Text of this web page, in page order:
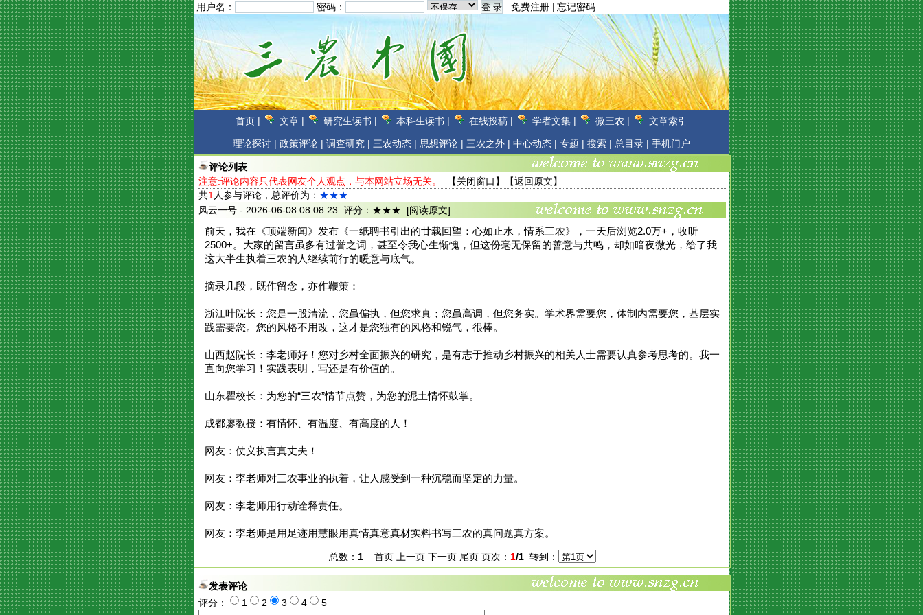
用户名： 密码： 免费注册 忘记密码
首页 | 文章 | 研究生读书 | 本科生读书 | 在线投稿 | 学者文集 | 微三农 | 文章索引
理论探讨 | 政策评论 | 调查研究 | 三农动态 | 思想评论 | 三农之外 | 中心动态 | 专题 | 搜索 | 总目录 | 手机门户
评论列表
注意:评论内容只代表网友个人观点，与本网站立场无关。
【关闭窗口 】【返回原文】
共1 人参与评论，总评价为： ★★★
风云一号 - 2026-06-08 08:08:23 评分：★★★ [阅读原文]
前天，我在《顶端新闻》发布《一纸聘书引出的廿载回望：心如止水，情系三农》，一天后浏览2.0万+，收听
2500+。大家的留言虽多有过誉之词，甚至令我心生惭愧，但这份毫无保留的善意与共鸣，却如暗夜微光，给了我
这大半生执着三农的人继续前行的暖意与底气。
摘录几段，既作留念，亦作鞭策：
浙江叶院长：您是一股清流，您虽偏执，但您求真；您虽高调，但您务实。学术界需要您，体制内需要您，基层实
践需要您。您的风格不用改，这才是您独有的风格和锐气，很棒。
山西赵院长：李老师好！您对乡村全面振兴的研究，是有志于推动乡村振兴的相关人士需要认真参考思考的。我一
直向您学习！实践表明，写还是有价值的。
山东瞿校长：为您的“三农”情节点赞，为您的泥土情怀鼓掌。
成都廖教授：有情怀、有温度、有高度的人！
网友：仗义执言真丈夫！
网友：李老师对三农事业的执着，让人感受到一种沉稳而坚定的力量。
网友：李老师用行动诠释责任。
网友：李老师是用足迹用慧眼用真情真意真材实料书写三农的真问题真方案。
总数： 1首页 上一页 下一页 尾页 页次： 1/1转到：
发表评论
评分：
1 2 3 4 5